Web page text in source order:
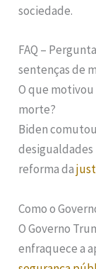
sociedade.
FAQ –
sentenças de
O que motivou
morte?
Biden
reforma da
Como o
O Governo
enfraquece a